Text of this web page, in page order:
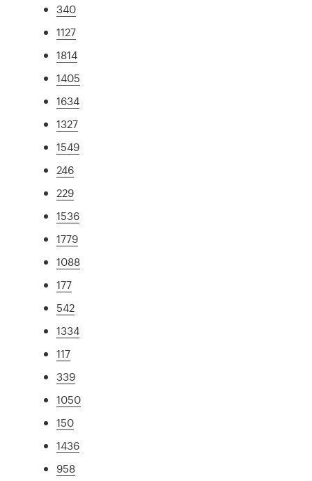
340
1127
1814
1405
1634
1327
1549
246
229
1536
1779
1088
177
542
1334
117
339
1050
150
1436
958